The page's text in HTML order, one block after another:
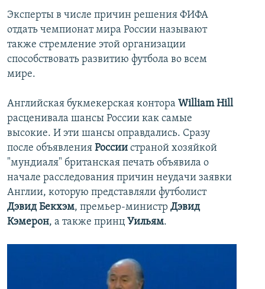
Эксперты в числе причин решения ФИФА
отдать чемпионат мира России называют
также стремление этой организации
способствовать развитию футбола во всем
мире.
Английская букмекерская контора William Hill
расценивала шансы России как самые
высокие. И эти шансы оправдались. Сразу
после объявления России страной хозяйкой
"мундиаля" британская печать объявила о
начале расследования причин неудачи заявки
Англии, которую представляли футболист
Дэвид Бекхэм, премьер-министр Дэвид
Кэмерон, а также принц Уильям.